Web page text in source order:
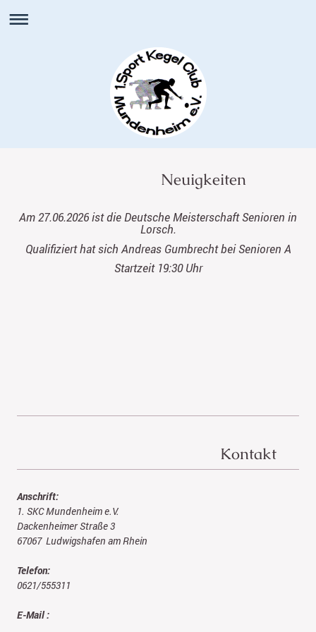
Neuigkeiten
Am 27.06.2026 ist die Deutsche Meisterschaft Senioren in
Lorsch.
Qualifiziert hat sich Andreas Gumbrecht bei Senioren A
Startzeit 19:30 Uhr
Kontakt
Anschrift:
1. SKC Mundenheim e.V.
Dackenheimer Straße 3
67067 Ludwigshafen am Rhein
Telefon:
0621/555311
E-Mail :